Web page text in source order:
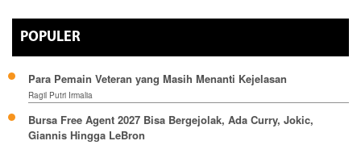
POPULER
Para Pemain Veteran yang Masih Menanti Kejelasan
Ragil Putri Irmalia
Bursa Free Agent 2027 Bisa Bergejolak, Ada Curry, Jokic,
Giannis Hingga LeBron